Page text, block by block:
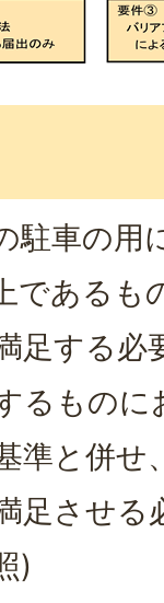
駐車の用
であるも
足する必
るもの
準と併せ
足させる
)